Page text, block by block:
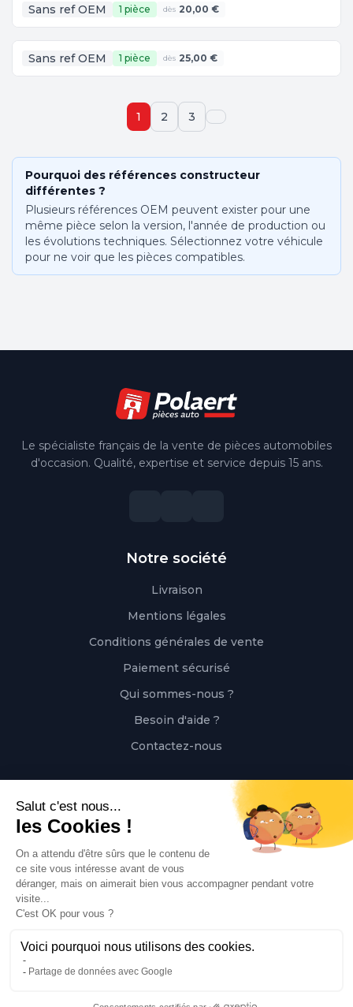
Sans ref OEM 1 pièce dès 20,00 €
Sans ref OEM 1 pièce dès 25,00 €
1 2 3
Pourquoi des références constructeur
différentes ?
Plusieurs références OEM peuvent exister pour une
même pièce selon la version, l'année de production ou
les évolutions techniques. Sélectionnez votre véhicule
pour ne voir que les pièces compatibles.
Le spécialiste français de la vente de pièces automobiles
d'occasion. Qualité, expertise et service depuis 15 ans.
Notre société
Livraison
Mentions légales
Conditions générales de vente
Paiement sécurisé
Qui sommes-nous ?
Besoin d'aide ?
Contactez-nous
Polaert Pièces Auto, 25 Rue des Perrets, 76680
Appeler
Envoyer un mail
contact@polaert-pieces-auto.fr